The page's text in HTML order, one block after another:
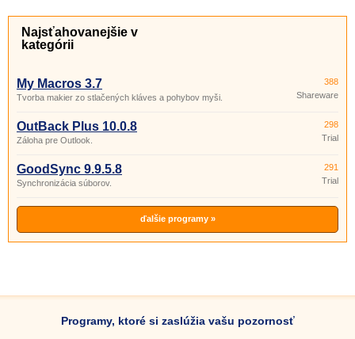
Najsťahovanejšie v
kategórii
My Macros 3.7
Tvorba makier zo stlačených kláves a pohybov myši.
388
Shareware
OutBack Plus 10.0.8
Záloha pre Outlook.
298
Trial
GoodSync 9.9.5.8
Synchronizácia súborov.
291
Trial
ďalšie programy »
Programy, ktoré si zaslúžia vašu pozornosť